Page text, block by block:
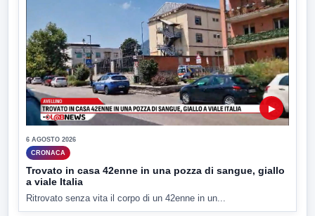
▶
6 AGOSTO 2026
CRONACA
Trovato in casa 42enne in una pozza di sangue, giallo
a viale Italia
Ritrovato senza vita il corpo di un 42enne in un...